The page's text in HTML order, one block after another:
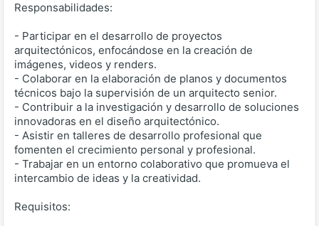
Responsabilidades:
- Participar en el desarrollo de proyectos
arquitectónicos, enfocándose en la creación de
imágenes, videos y renders.
- Colaborar en la elaboración de planos y documentos
técnicos bajo la supervisión de un arquitecto senior.
- Contribuir a la investigación y desarrollo de soluciones
innovadoras en el diseño arquitectónico.
- Asistir en talleres de desarrollo profesional que
fomenten el crecimiento personal y profesional.
- Trabajar en un entorno colaborativo que promueva el
intercambio de ideas y la creatividad.
Requisitos: